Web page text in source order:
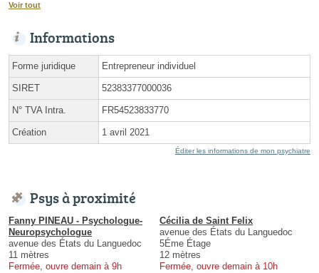
Voir tout
Informations
Forme juridique Entrepreneur individuel
SIRET 52383377000036
N° TVA Intra. FR54523833770
Création 1 avril 2021
Éditer les informations de mon psychiatre
Psys à proximité
Fanny PINEAU - Psychologue-
Neuropsychologue
avenue des États du Languedoc
11 mètres
Fermée, ouvre demain à 9h
Cécilia de Saint Felix
avenue des États du Languedoc
5Éme Étage
12 mètres
Fermée, ouvre demain à 10h